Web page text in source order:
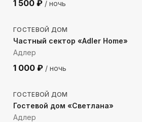
1 500 ₽ / ночь
367 м до моря
ГОСТЕВОЙ ДОМ
Частный сектор «Adler Home»
Адлер
1 000 ₽ / ночь
342м до моря
ГОСТЕВОЙ ДОМ
Гостевой дом «Светлана»
Адлер